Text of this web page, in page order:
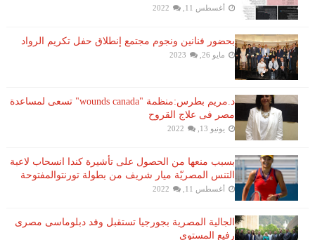
أغسطس 11, 2022
بحضور فنانين ونجوم مجتمع إنطلاق حفل تكريم الرواد
مايو 26, 2023
د.مريم بطرس:منظمة "wounds canada" تسعى لمساعدة
مصر فى علاج القروح
يونيو 13, 2022
بسبب منعها من الحصول على تأشيرة كندا انسحاب لاعبة ​
التنس​ المصريّة ​ميار شريف​ من بطولة ​تورنتو​المفتوحة
أغسطس 11, 2022
الجالية المصرية بجورجيا تستقبل وفد دبلوماسى مصرى
رفيع المستوى